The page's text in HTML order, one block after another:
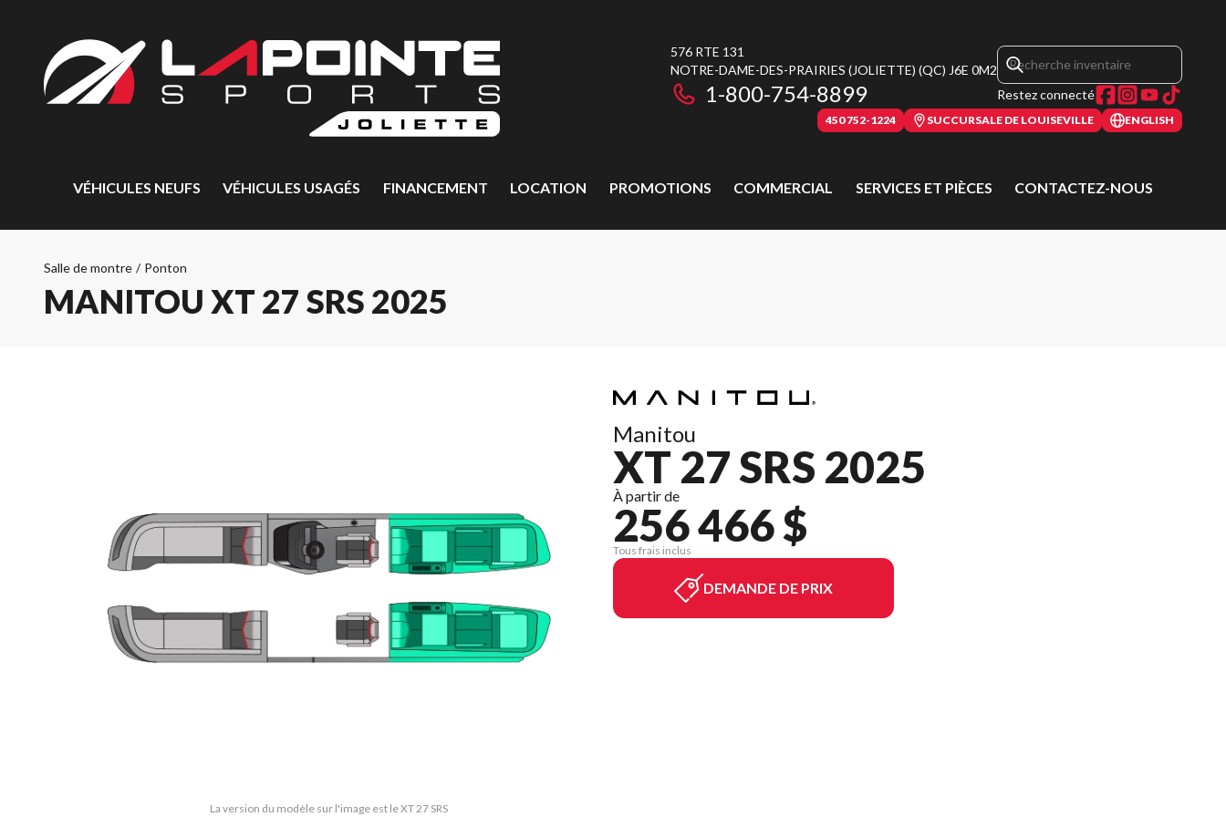
576 RTE 131
NOTRE-DAME-DES-PRAIRIES (JOLIETTE) (QC) J6E 0M2
1-800-754-8899 Restez connecté
450 752-1224 SUCCURSALE DE LOUISEVILLE ENGLISH
VÉHICULES NEUFS VÉHICULES USAGÉS FINANCEMENT LOCATION PROMOTIONS COMMERCIAL SERVICES ET PIÈCES CONTACTEZ-NOUS
Salle de montre / Ponton
MANITOU XT 27 SRS 2025
La version du modèle sur l'image est le XT 27 SRS
Manitou
XT 27 SRS 2025
À partir de
256 466 $
Tous frais inclus
DEMANDE DE PRIX